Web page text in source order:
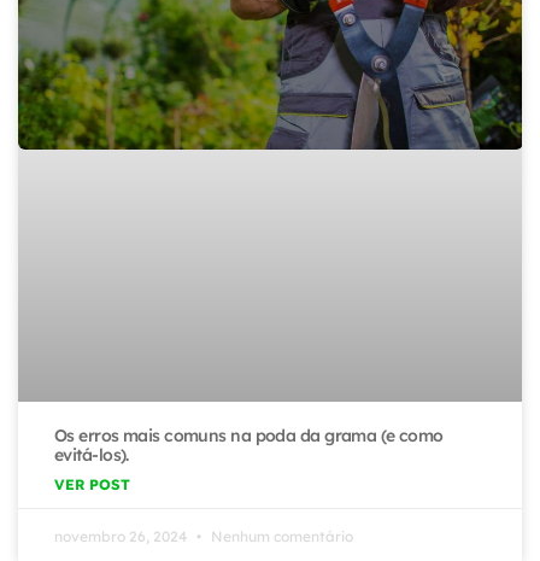
Os erros mais comuns na poda da grama (e como
evitá-los).
VER POST
novembro 26, 2024 Nenhum comentário